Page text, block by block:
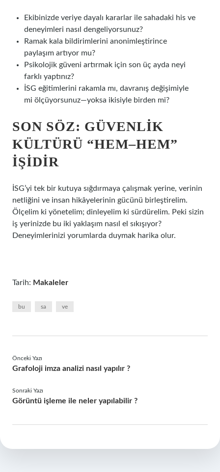
Ekibinizde veriye dayalı kararlar ile sahadaki his ve
deneyimleri nasıl dengeliyorsunuz?
Ramak kala bildirimlerini anonimleştirince
paylaşım artıyor mu?
Psikolojik güveni artırmak için son üç ayda neyi
farklı yaptınız?
İSG eğitimlerini rakamla mı, davranış değişimiyle
mi ölçüyorsunuz—yoksa ikisiyle birden mi?
SON SÖZ: GÜVENLIK
KÜLTÜRÜ “HEM–HEM”
İŞIDIR
İSG’yi tek bir kutuya sığdırmaya çalışmak yerine, verinin
netliğini ve insan hikâyelerinin gücünü birleştirelim.
Ölçelim ki yönetelim; dinleyelim ki sürdürelim. Peki sizin
iş yerinizde bu iki yaklaşım nasıl el sıkışıyor?
Deneyimlerinizi yorumlarda duymak harika olur.
Tarih: Makaleler
bu sa ve
Önceki Yazı
Grafoloji imza analizi nasıl yapılır ?
Sonraki Yazı
Görüntü işleme ile neler yapılabilir ?